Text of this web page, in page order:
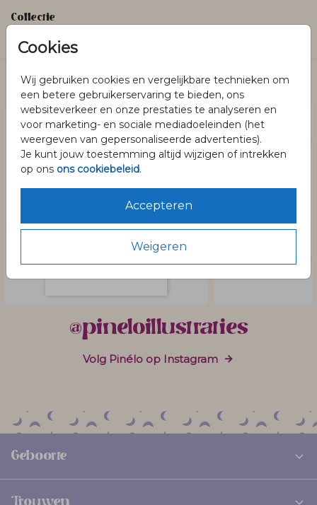
Cookies
Wij gebruiken cookies en vergelijkbare technieken om
een betere gebruikerservaring te bieden, ons
websiteverkeer en onze prestaties te analyseren en
voor marketing- en sociale mediadoeleinden (het
weergeven van gepersonaliseerde advertenties).
Je kunt jouw toestemming altijd wijzigen of intrekken
op ons ons cookiebeleid.
Accepteren
Weigeren
Collectie
Blanco
Dit vind je misschien ook leuk
@pineloillustraties
Volg Pinélo op Instagram
Geboorte
Trouwen